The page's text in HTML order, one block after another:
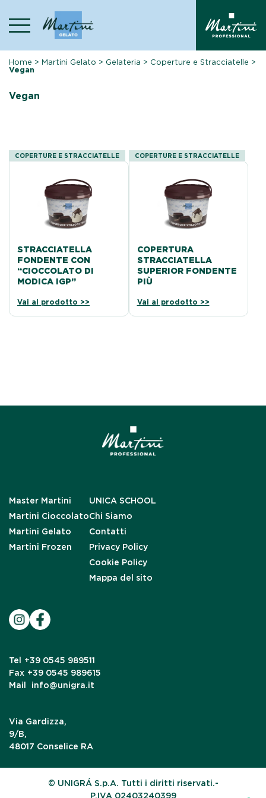
content
Home >Martini Gelato > Gelateria > Coperture e Stracciatelle >
Vegan
Vegan
COPERTURE E STRACCIATELLE
STRACCIATELLA
FONDENTE CON
“CIOCCOLATO DI
MODICA IGP”
Vai al prodotto >>
COPERTURE E STRACCIATELLE
COPERTURA
STRACCIATELLA
SUPERIOR FONDENTE
PIÙ
Vai al prodotto >>
Master Martini
Martini Cioccolato
Martini Gelato
Martini Frozen
UNICA SCHOOL
Chi Siamo
Contatti
Privacy Policy
Cookie Policy
Mappa del sito
Tel
+39 0545 989511
Fax +39 0545 989615
Mail
info@unigra.it
Via Gardizza,
9/B,
48017 Conselice RA
© UNIGRÁ S.p.A. Tutti i diritti riservati.-
P.IVA 02403240399